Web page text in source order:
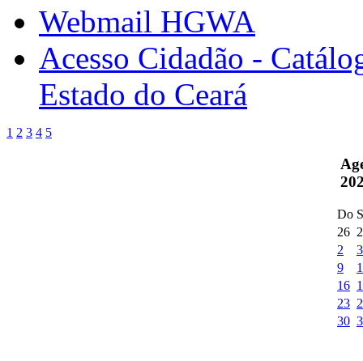
Webmail HGWA
Acesso Cidadão -
Estado do Ceará
1 2 3 4 5
Do
26
2
3
9
16
23
30